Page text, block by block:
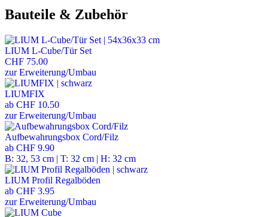
Bauteile & Zubehör
LIUM L-Cube/Tür Set
CHF 75.00
zur Erweiterung/Umbau
LIUMFIX
ab CHF 10.50
zur Erweiterung/Umbau
Aufbewahrungsbox Cord/Filz
ab CHF 9.90
B: 32, 53 cm | T: 32 cm | H: 32 cm
LIUM Profil Regalböden
ab CHF 3.95
zur Erweiterung/Umbau